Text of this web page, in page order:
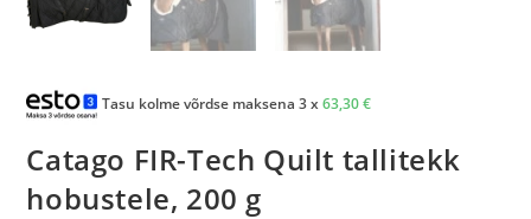
Tasu kolme võrdse maksena 3 x63,30€
Catago FIR-Tech Quilt tallitekk
hobustele, 200 g